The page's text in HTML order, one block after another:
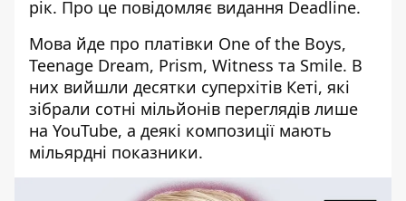
рік. Про це повідомляє видання Deadline.
Мова йде про платівки One of the Boys,
Teenage Dream, Prism, Witness та Smile. В
них вийшли десятки суперхітів Кеті, які
зібрали сотні мільйонів переглядів лише
на YouTube, а деякі композиції мають
мільярдні показники.